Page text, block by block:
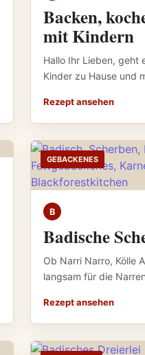
Backen,
mit Kindern
Hallo Ihr Lieben, geht
Kinder zu Hause und
Rezept ansehen
GEBACKENES
B
Badische
Ob Narri Narro, Kölle
langsam für die
Rezept ansehen